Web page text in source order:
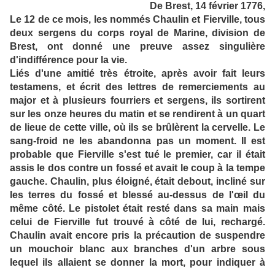
De Brest, 14 février 1776,
Le 12 de ce mois, les nommés Chaulin et Fierville, tous
deux sergens du corps royal de Marine, division de
Brest, ont donné une preuve assez singulière
d'indifférence pour la vie.
Liés d'une amitié très étroite, après avoir fait leurs
testamens, et écrit des lettres de remerciements au
major et à plusieurs fourriers et sergens, ils sortirent
sur les onze heures du matin et se rendirent à un quart
de lieue de cette ville, où ils se brûlèrent la cervelle. Le
sang-froid ne les abandonna pas un moment. Il est
probable que Fierville s'est tué le premier, car il était
assis le dos contre un fossé et avait le coup à la tempe
gauche. Chaulin, plus éloigné, était debout, incliné sur
les terres du fossé et blessé au-dessus de l'œil du
même côté. Le pistolet était resté dans sa main mais
celui de Fierville fut trouvé à côté de lui, rechargé.
Chaulin avait encore pris la précaution de suspendre
un mouchoir blanc aux branches d'un arbre sous
lequel ils allaient se donner la mort, pour indiquer à